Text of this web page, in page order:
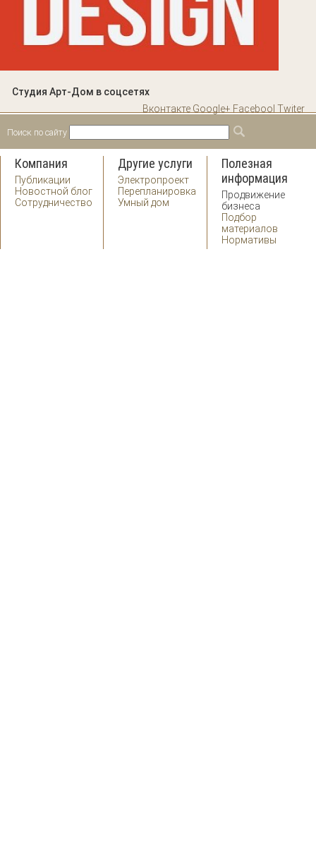
Студия Арт-Дом в соцсетях
Вконтакте Google+ Facebool Twiter
Форма поиска
Поиск по сайту
Компания
Публикации
Новостной блог
Сотрудничество
Другие услуги
Электропроект
Перепланировка
Умный дом
Полезная
информация
Продвижение
бизнеса
Подбор
материалов
Нормативы